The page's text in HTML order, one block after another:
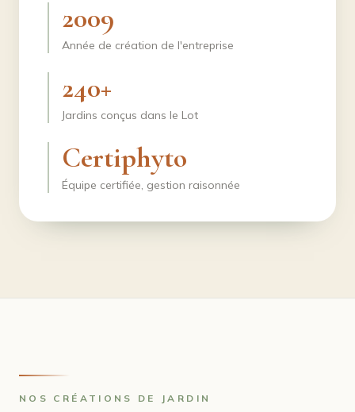
2009
Année de création de l'entreprise
240+
Jardins conçus dans le Lot
Certiphyto
Équipe certifiée, gestion raisonnée
NOS CRÉATIONS DE JARDIN